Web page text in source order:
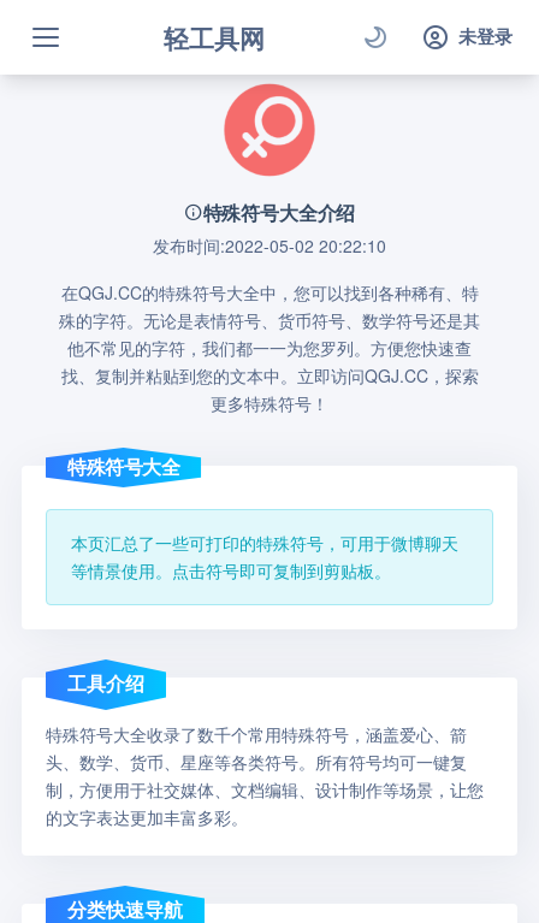
轻工具网 未登录
特殊符号大全介绍
发布时间:2022-05-02 20:22:10
在QGJ.CC的特殊符号大全中，您可以找到各种稀有、特
殊的字符。无论是表情符号、货币符号、数学符号还是其
他不常见的字符，我们都一一为您罗列。方便您快速查
找、复制并粘贴到您的文本中。立即访问QGJ.CC，探索
更多特殊符号！
特殊符号大全
本页汇总了一些可打印的特殊符号，可用于微博聊天
等情景使用。点击符号即可复制到剪贴板。
工具介绍
特殊符号大全收录了数千个常用特殊符号，涵盖爱心、箭
头、数学、货币、星座等各类符号。所有符号均可一键复
制，方便用于社交媒体、文档编辑、设计制作等场景，让您
的文字表达更加丰富多彩。
分类快速导航